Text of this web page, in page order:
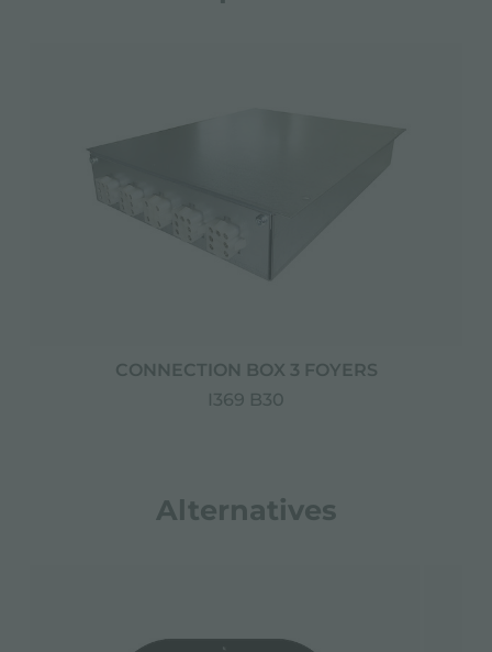
CONNECTION BOX 3 FOYERS
I369 B30
Alternatives